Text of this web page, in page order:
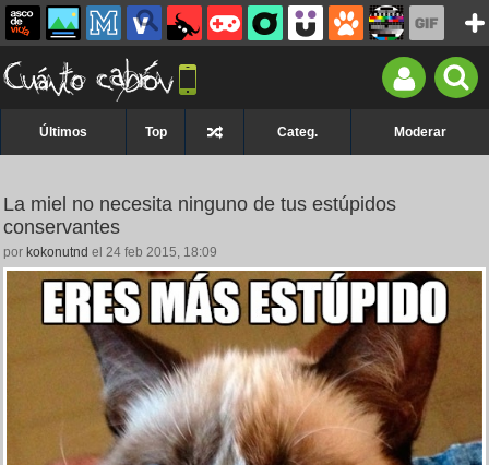
Últimos Top Categ. Moderar
La miel no necesita ninguno de tus estúpidos
conservantes
por kokonutnd el 24 feb 2015, 18:09